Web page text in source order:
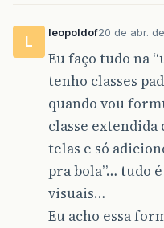
L
leopoldof20 de abr. de
Eu faço tudo na
tenho classes
quando vou
classe extendida
telas e só
pra bola”… tudo
visuais…
Eu acho essa